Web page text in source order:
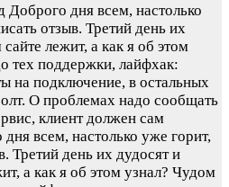
Доброго дня всем, настолько
отзыв. Третий день их
лежит, а как я об этом
тех поддержки, лайфхак:
на подключение, в остальных
О проблемах надо сообщать
клиент должен сам
дня всем, настолько уже горит,
Третий день их дудосят и
а как я об этом узнал? Чудом